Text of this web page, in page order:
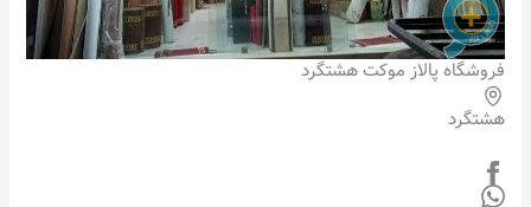
فروشگاه پالاز موکت هشتگرد
هشتگرد